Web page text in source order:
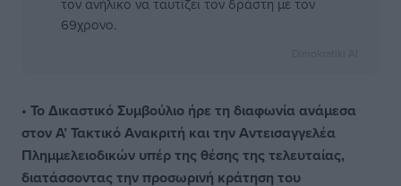
τον ανήλικο να ταυτίζει τον δράστη με τον
69χρονο.
• Το Δικαστικό Συμβούλιο ήρε τη διαφωνία ανάμεσα
στον Α’ Τακτικό Ανακριτή και την Αντεισαγγελέα
Πλημμελειοδικών υπέρ της θέσης της τελευταίας,
διατάσσοντας την προσωρινή κράτηση του